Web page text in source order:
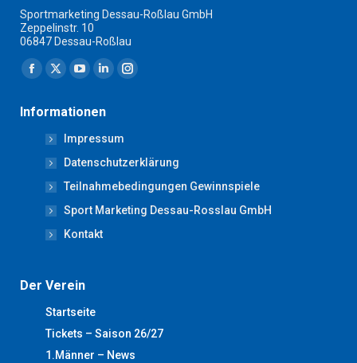
Sportmarketing Dessau-Roßlau GmbH
Zeppelinstr. 10
06847 Dessau-Roßlau
Finden Sie uns auf:
Facebook
opens
new
window
X
opens
in
new
window
YouTube
opens
in
new
window
Linkedin
opens
in
new
window
Instagram
new
window
Informationen
Impressum
Datenschutzerklärung
Teilnahmebedingungen Gewinnspiele
Sport Marketing Dessau-Rosslau GmbH
Kontakt
Der Verein
Startseite
Tickets – Saison 26/27
1.Männer – News